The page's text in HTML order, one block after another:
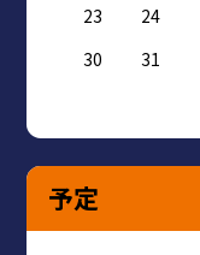
23
24
30
31
予定